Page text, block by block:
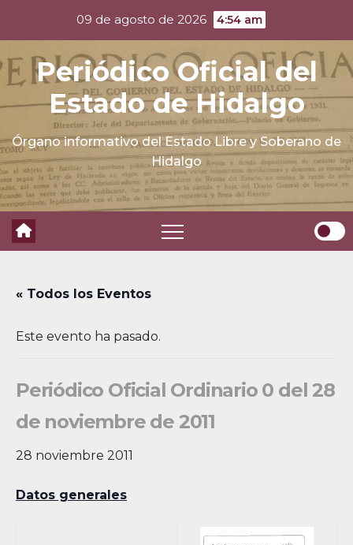
content
09 de agosto de 2026 4:54 am
Periódico Oficial del
Estado de Hidalgo
Órgano informativo del Estado Libre y Soberano de
Hidalgo
« Todos los Eventos
Este evento ha pasado.
Periódico Oficial Ordinario 0 del 28
de noviembre de 2011
28 noviembre 2011
Datos generales